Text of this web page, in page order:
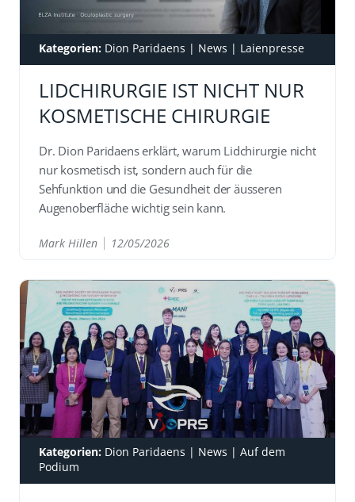
Kategorien: Dion Paridaens | News | Laienpresse
LIDCHIRURGIE IST NICHT NUR
KOSMETISCHE CHIRURGIE
Dr. Dion Paridaens erklärt, warum Lidchirurgie nicht
nur kosmetisch ist, sondern auch für die
Sehfunktion und die Gesundheit der äusseren
Augenoberfläche wichtig sein kann.
Mark Hillen 12/05/2026
Kategorien: Dion Paridaens | News | Auf dem
Podium